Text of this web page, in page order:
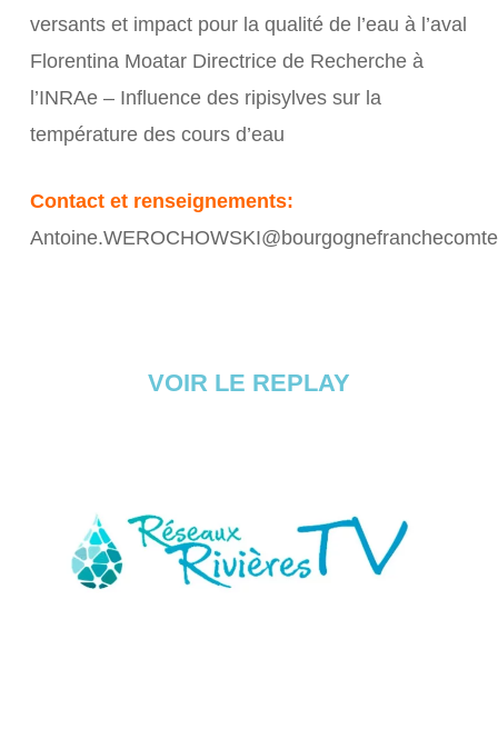
versants et impact pour la qualité de l’eau à l’aval
Florentina Moatar Directrice de Recherche à
l’INRAe – Influence des ripisylves sur la
température des cours d’eau
Contact et renseignements:
VOIR LE REPLAY